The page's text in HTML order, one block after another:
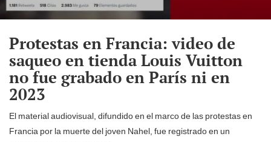
Protestas en Francia: video de
saqueo en tienda Louis Vuitton
no fue grabado en París ni en
2023
El material audiovisual, difundido en el marco de las protestas en
Francia por la muerte del joven Nahel, fue registrado en un